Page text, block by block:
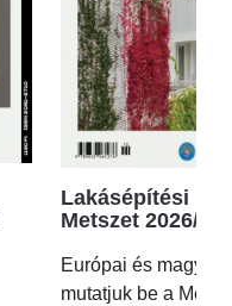
Lakásépítési
Metszet 2026/2.
Európai és magyar
mutatjuk be a